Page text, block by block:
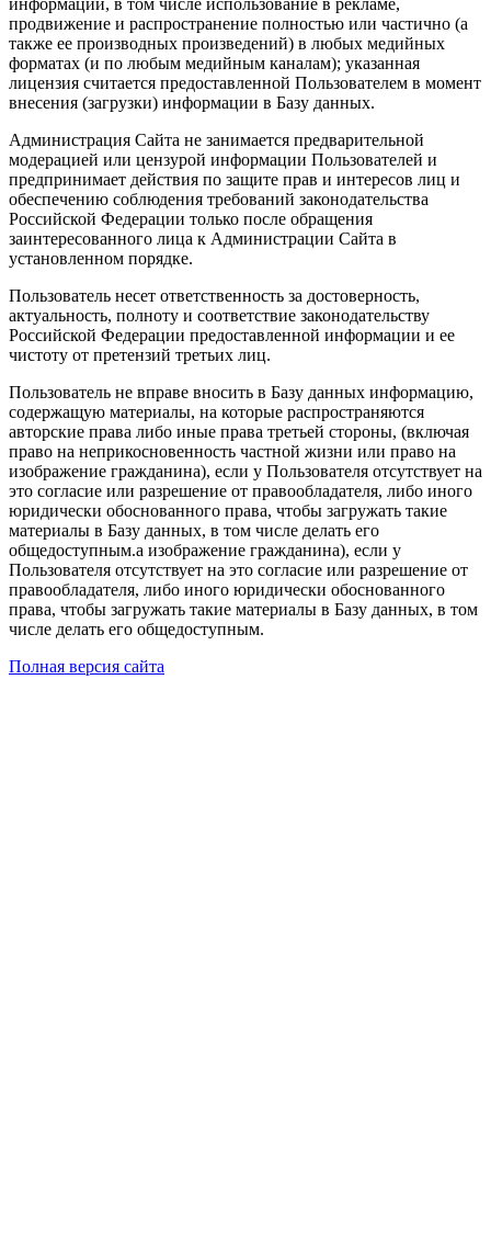
информации, в том числе использование в рекламе,
продвижение и распространение полностью или частично (а
также ее производных произведений) в любых медийных
форматах (и по любым медийным каналам); указанная
лицензия считается предоставленной Пользователем в момент
внесения (загрузки) информации в Базу данных.
Администрация Сайта не занимается предварительной
модерацией или цензурой информации Пользователей и
предпринимает действия по защите прав и интересов лиц и
обеспечению соблюдения требований законодательства
Российской Федерации только после обращения
заинтересованного лица к Администрации Сайта в
установленном порядке.
Пользователь несет ответственность за достоверность,
актуальность, полноту и соответствие законодательству
Российской Федерации предоставленной информации и ее
чистоту от претензий третьих лиц.
Пользователь не вправе вносить в Базу данных информацию,
содержащую материалы, на которые распространяются
авторские права либо иные права третьей стороны, (включая
право на неприкосновенность частной жизни или право на
изображение гражданина), если у Пользователя отсутствует на
это согласие или разрешение от правообладателя, либо иного
юридически обоснованного права, чтобы загружать такие
материалы в Базу данных, в том числе делать его
общедоступным.а изображение гражданина), если у
Пользователя отсутствует на это согласие или разрешение от
правообладателя, либо иного юридически обоснованного
права, чтобы загружать такие материалы в Базу данных, в том
числе делать его общедоступным.
Полная версия сайта